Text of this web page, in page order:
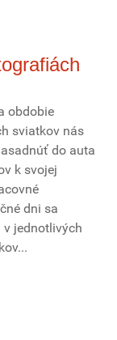
obdobie
sviatkov nás
do auta
k svojej
dni sa
v jednotlivých